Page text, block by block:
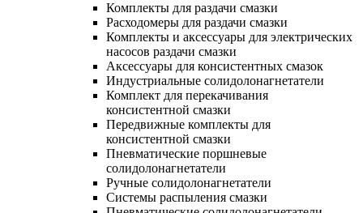
Комплекты для раздачи смазки
Расходомеры для раздачи смазки
Комплекты и аксессуары для электрических
насосов раздачи смазки
Аксессуары для консистентных смазок
Индустриальные солидолонагнетатели
Комплект для перекачивания
консистентной смазки
Передвижные комплекты для
консистентной смазки
Пневматические поршневые
солидолонагнетатели
Ручные солидолонагнетатели
Системы распыления смазки